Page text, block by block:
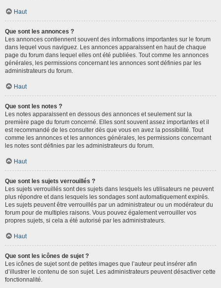
Haut
Que sont les annonces ?
Les annonces contiennent souvent des informations importantes sur le forum
dans lequel vous naviguez. Les annonces apparaissent en haut de chaque
page du forum dans lequel elles ont été publiées. Tout comme les annonces
générales, les permissions concernant les annonces sont définies par les
administrateurs du forum.
Haut
Que sont les notes ?
Les notes apparaissent en dessous des annonces et seulement sur la
première page du forum concerné. Elles sont souvent assez importantes et il
est recommandé de les consulter dès que vous en avez la possibilité. Tout
comme les annonces et les annonces générales, les permissions concernant
les notes sont définies par les administrateurs du forum.
Haut
Que sont les sujets verrouillés ?
Les sujets verrouillés sont des sujets dans lesquels les utilisateurs ne peuvent
plus répondre et dans lesquels les sondages sont automatiquement expirés.
Les sujets peuvent être verrouillés par un administrateur ou un modérateur du
forum pour de multiples raisons. Vous pouvez également verrouiller vos
propres sujets, si cela a été autorisé par les administrateurs.
Haut
Que sont les icônes de sujet ?
Les icônes de sujet sont de petites images que l’auteur peut insérer afin
d’illustrer le contenu de son sujet. Les administrateurs peuvent désactiver cette
fonctionnalité.